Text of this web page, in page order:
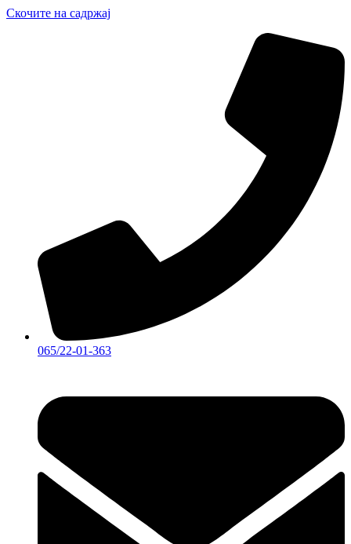
Скочите на садржај
065/22-01-363